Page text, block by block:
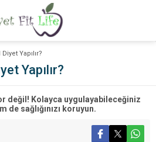
Yapılır?
Yapılır?
değil! Kolayca uygulayabileceğiniz
de sağlığınızı koruyun.